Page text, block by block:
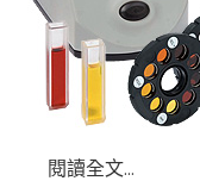
閱讀全文...